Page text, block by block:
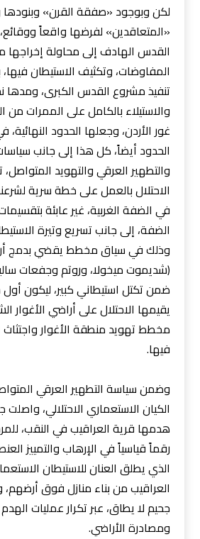
لكن وبوجود «صفقة القرن» وبنودها
«المتعاقدين» لفرضها واقعاً
القدس الهادف إلى محاولة
المفاوضات، وتكثيف الاستيطان
تنفيذ مشروع القدس الكبرى، ومدها
والاستيلاء بالكامل على الممرات من
غور الأردن، وجعلها الحدود
الحدود أيضاً، كل هذا إلى جانب
والتطهير العرقي والتهويد
الاحتلال بالعمل على خطة سرية
في الضفة الغربية، غير عابئة
الضفة، إلى جانب تسريع وتيرة
وذلك في سياق مخطط يقضي بدمج
(شديموت ميخولا، وروتم وجفعات
ضمن تكتل استيطاني كبير، ليكون أول
يقيمها الاحتلال على أراضي الأغوار
مخطط تهويد منطقة الأغوار
فيها.
وضمن سياسة التطهير العرقي
الكيان الاستعماري الاحتلالي، واصلت
رقماً قياسياً في الإرهاب والتمييز
الذي يطلق العنان للاستيطان
العراقيب من بناء منازل فوق
جحيم لا يطاق، عبر تكرار عمليات
ومصادرة الأراضي.